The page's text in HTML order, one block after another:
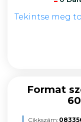
Tekintse meg
Format
Cikkszám: